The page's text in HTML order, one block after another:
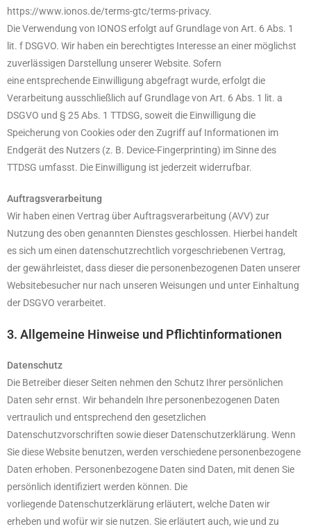
https://www.ionos.de/terms-gtc/terms-privacy.
Die Verwendung von IONOS erfolgt auf Grundlage von Art. 6 Abs. 1
lit. f DSGVO. Wir haben ein berechtigtes Interesse an einer möglichst
zuverlässigen Darstellung unserer Website. Sofern
eine entsprechende Einwilligung abgefragt wurde, erfolgt die
Verarbeitung ausschließlich auf Grundlage von Art. 6 Abs. 1 lit. a
DSGVO und § 25 Abs. 1 TTDSG, soweit die Einwilligung die
Speicherung von Cookies oder den Zugriff auf Informationen im
Endgerät des Nutzers (z. B. Device-Fingerprinting) im Sinne des
TTDSG umfasst. Die Einwilligung ist jederzeit widerrufbar.
Auftragsverarbeitung
Wir haben einen Vertrag über Auftragsverarbeitung (AVV) zur
Nutzung des oben genannten Dienstes geschlossen. Hierbei handelt
es sich um einen datenschutzrechtlich vorgeschriebenen Vertrag,
der gewährleistet, dass dieser die personenbezogenen Daten unserer
Websitebesucher nur nach unseren Weisungen und unter Einhaltung
der DSGVO verarbeitet.
3. Allgemeine Hinweise und Pflichtinformationen
Datenschutz
Die Betreiber dieser Seiten nehmen den Schutz Ihrer persönlichen
Daten sehr ernst. Wir behandeln Ihre personenbezogenen Daten
vertraulich und entsprechend den gesetzlichen
Datenschutzvorschriften sowie dieser Datenschutzerklärung. Wenn
Sie diese Website benutzen, werden verschiedene personenbezogene
Daten erhoben. Personenbezogene Daten sind Daten, mit denen Sie
persönlich identifiziert werden können. Die
vorliegende Datenschutzerklärung erläutert, welche Daten wir
erheben und wofür wir sie nutzen. Sie erläutert auch, wie und zu